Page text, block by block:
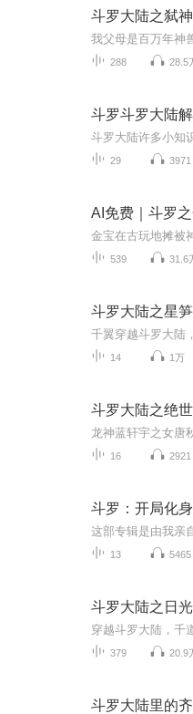
斗罗大陆之弑
288 28.5
斗罗斗罗大陆
29 3971
AI免费｜斗罗
539 31.6
斗罗大陆之星
14 1万
斗罗大陆之绝
16 2921
斗罗：开局化
13 5465
斗罗大陆之日
379 20.9
斗罗大陆里的